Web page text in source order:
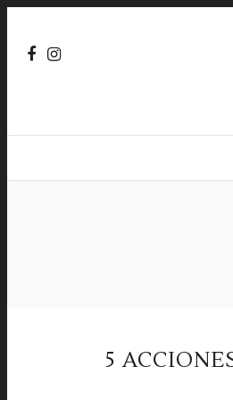
5